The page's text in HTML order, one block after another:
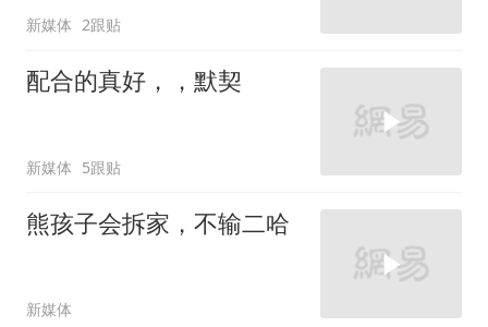
新媒体 2跟贴
配合的真好，，默契
新媒体 5跟贴
熊孩子会拆家，不输二哈
新媒体